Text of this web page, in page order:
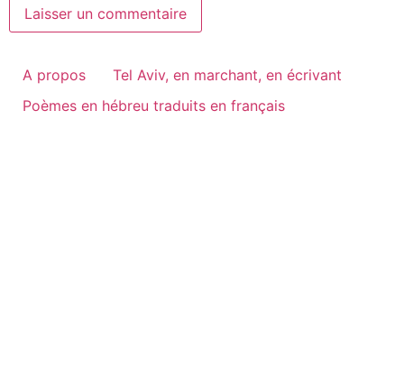
A propos
Tel Aviv, en marchant, en écrivant
Poèmes en hébreu traduits en français